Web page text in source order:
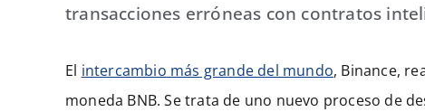
transacciones erróneas con contratos
El intercambio más grande del mundo, Binance,
moneda BNB. Se trata de uno nuevo proceso de